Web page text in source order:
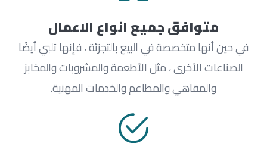
متوافق جميع انواع الاعمال
في حين أنها متخصصة في البيع بالتجزئة ، فإنها تلبي أيضًا
الصناعات الأخرى ، مثل الأطعمة والمشروبات والمخابز
والمقاهي والمطاعم والخدمات المهنية.